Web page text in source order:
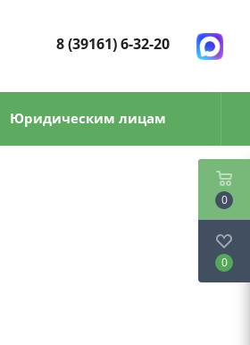
8 (39161) 6-32-20
Юридическим лицам
0
0